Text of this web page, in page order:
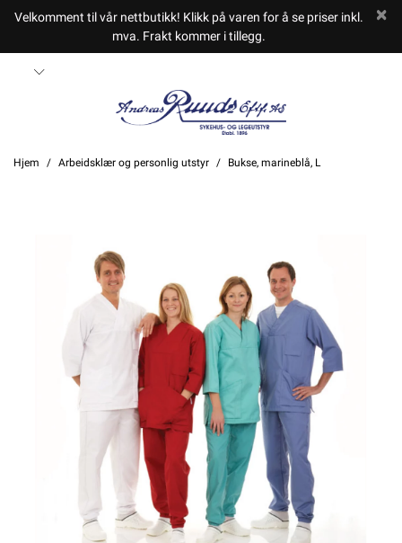
Velkomment til vår nettbutikk! Klikk på varen for å se priser inkl.
mva. Frakt kommer i tillegg.
Hjem Arbeidsklær og personlig utstyr Bukse, marineblå, L